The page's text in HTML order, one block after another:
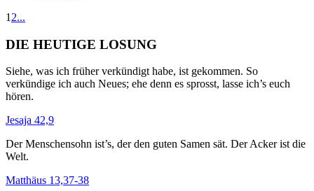
1 2...
DIE HEUTIGE LOSUNG
Siehe, was ich früher verkündigt habe, ist gekommen. So
verkündige ich auch Neues; ehe denn es sprosst, lasse ich’s euch
hören.
Jesaja 42,9
Der Menschensohn ist’s, der den guten Samen sät. Der Acker ist die
Welt.
Matthäus 13,37-38